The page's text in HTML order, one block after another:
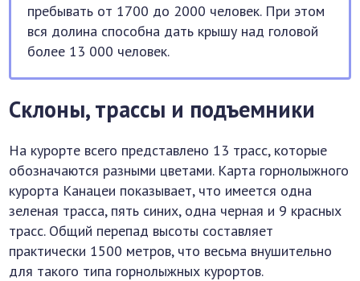
пребывать от 1700 до 2000 человек. При этом
вся долина способна дать крышу над головой
более 13 000 человек.
Склоны, трассы и подъемники
На курорте всего представлено 13 трасс, которые
обозначаются разными цветами. Карта горнолыжного
курорта Канацеи показывает, что имеется одна
зеленая трасса, пять синих, одна черная и 9 красных
трасс. Общий перепад высоты составляет
практически 1500 метров, что весьма внушительно
для такого типа горнолыжных курортов.